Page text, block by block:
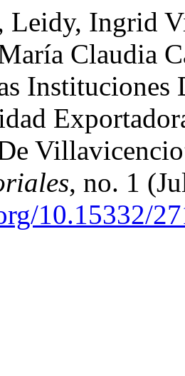
Leidy, Ingrid
Claudia
, no. 1
10.15332/